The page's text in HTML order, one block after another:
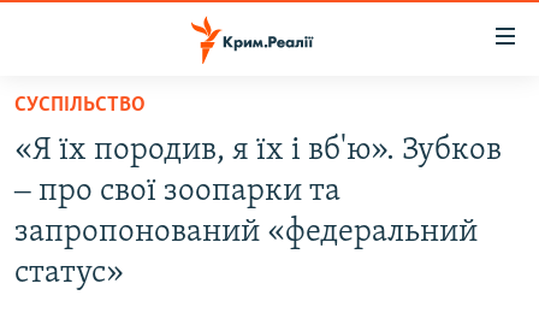
Перейти
основного
матеріалу
Перейти
до
основної
ВОДА.КРИМ
ВІДЕО ТА ФОТО
СУСПІЛЬСТВО
«Я їх породив, я їх і вб'ю». Зубков
‒ про свої зоопарки та
запропонований «федеральний
статус»